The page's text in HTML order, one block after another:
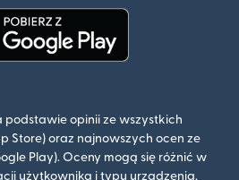
podstawie opinii ze wszystkich
Store) oraz najnowszych ocen ze
Play). Oceny mogą się różnić w
użytkownika i typu urządzenia.